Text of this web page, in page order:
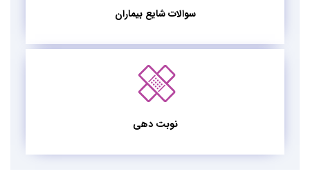
سوالات شایع بیماران
نوبت دهی